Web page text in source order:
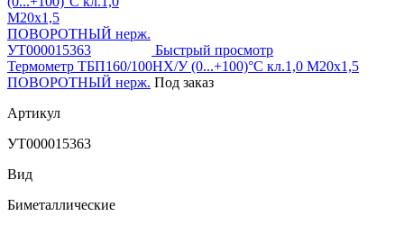
Быстрый просмотр
Термометр ТБП160/100НХ/У (0...+100)°С кл.1,0 М20х1,5
ПОВОРОТНЫЙ нерж. Под заказ
Артикул
УТ000015363
Вид
Биметаллические